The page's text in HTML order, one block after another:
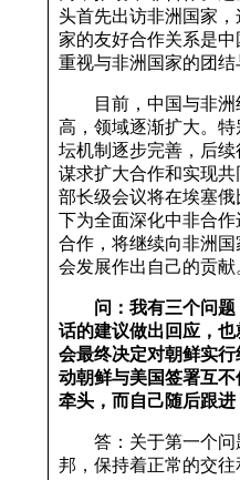
头首先出访非洲国家
家的友好合作关系是
重视与非洲国家的团结
目前，中国与非洲
高，领域逐渐扩大。
坛机制逐步完善，后
谋求扩大合作和实现
部长级会议将在埃塞
下为全面深化中非合
合作，将继续向非洲
会发展作出自己的贡献
问：我有三个问
话的建议做出回应，
会最终决定对朝鲜实
动朝鲜与美国签署互
牵头，而自己随后跟
答：关于第一个问
邦，保持着正常的交